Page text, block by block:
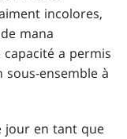
incolores,
mana
a permis
ensemble à
jour en tant que